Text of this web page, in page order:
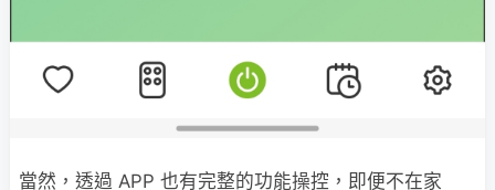
當然，透過 APP 也有完整的功能操控，即便不在家